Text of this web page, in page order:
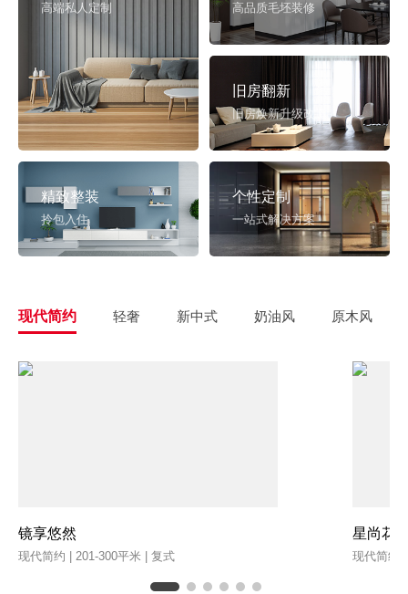
高端私人定制 高品质毛坯装修
旧房翻新
旧房焕新升级改造
精致整装
拎包入住
个性定制
一站式解决方案
现代简约 轻奢 新中式 奶油风 原木风
镜享悠然
现代简约 | 201-300平米 | 复式
星尚花
现代简约